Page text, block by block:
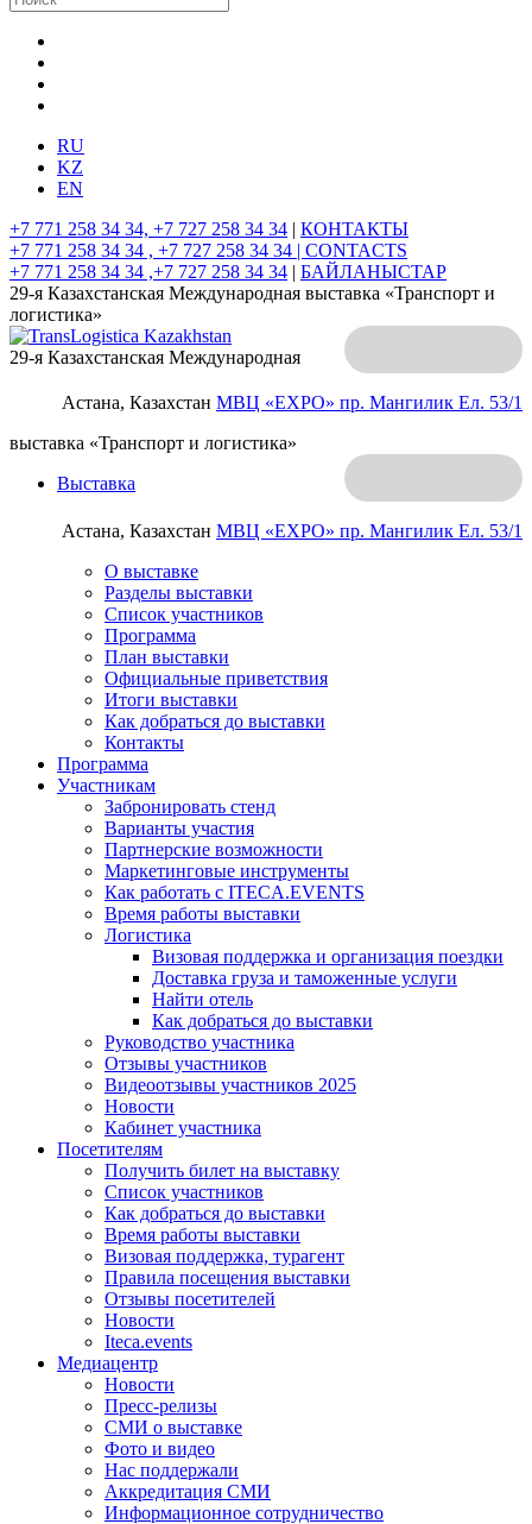
RU
KZ
EN
+7 771 258 34 34, +7 727 258 34 34 | КОНТАКТЫ
+7 771 258 34 34 , +7 727 258 34 34 | CONTACTS
+7 771 258 34 34 ,+7 727 258 34 34 | БАЙЛАНЫСТАР
29-я Казахстанская Международная выставка «Транспорт и
логистика»
Астана, Казахстан МВЦ «EXPO» пр. Мангилик Ел. 53/1
29-я Казахстанская Международная
выставка «Транспорт и логистика»
Астана, Казахстан МВЦ «EXPO» пр. Мангилик Ел. 53/1
Выставка
О выставке
Разделы выставки
Список участников
Программа
План выставки
Официальные приветствия
Итоги выставки
Как добраться до выставки
Контакты
Программа
Участникам
Забронировать стенд
Варианты участия
Партнерские возможности
Маркетинговые инструменты
Как работать с ITECA.EVENTS
Время работы выставки
Логистика
Визовая поддержка и организация поездки
Доставка груза и таможенные услуги
Найти отель
Как добраться до выставки
Руководство участника
Отзывы участников
Видеоотзывы участников 2025
Новости
Кабинет участника
Посетителям
Получить билет на выставку
Список участников
Как добраться до выставки
Время работы выставки
Визовая поддержка, турагент
Правила посещения выставки
Отзывы посетителей
Новости
Iteca.events
Медиацентр
Новости
Пресс-релизы
СМИ о выставке
Фото и видео
Нас поддержали
Аккредитация СМИ
Информационное сотрудничество